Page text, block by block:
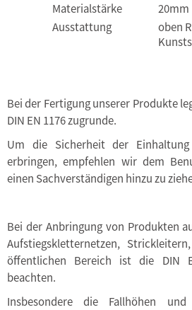
Materialstärke
20mm
Ausstattung
oben
Bei der Fertigung unserer Produkte
DIN EN 1176 zugrunde.
Um die Sicherheit der
erbringen, empfehlen wir dem
einen Sachverständigen hinzu zu
Bei der Anbringung von Produkten
Aufstiegskletternetzen,
öffentlichen Bereich ist die DIN
beachten.
Insbesondere die Fallhöhen